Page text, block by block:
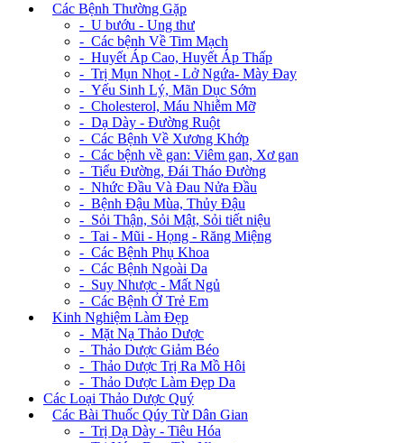
Các Bệnh Thường Gặp
- U bướu - Ung thư
- Các bệnh Về Tim Mạch
- Huyết Áp Cao, Huyết Áp Thấp
- Trị Mụn Nhọt - Lở Ngứa- Mày Đay
- Yếu Sinh Lý, Mãn Dục Sớm
- Cholesterol, Máu Nhiễm Mỡ
- Dạ Dày - Đường Ruột
- Các Bệnh Về Xương Khớp
- Các bệnh về gan: Viêm gan, Xơ gan
- Tiểu Đường, Đái Tháo Đường
- Nhức Đầu Và Đau Nửa Đầu
- Bệnh Đậu Mùa, Thủy Đậu
- Sỏi Thận, Sỏi Mật, Sỏi tiết niệu
- Tai - Mũi - Họng - Răng Miệng
- Các Bệnh Phụ Khoa
- Các Bệnh Ngoài Da
- Suy Nhược - Mất Ngủ
- Các Bệnh Ở Trẻ Em
Kinh Nghiệm Làm Đẹp
- Mặt Nạ Thảo Dược
- Thảo Dược Giảm Béo
- Thảo Dược Trị Ra Mồ Hôi
- Thảo Dược Làm Đẹp Da
Các Loại Thảo Dược Quý
Các Bài Thuốc Qúy Từ Dân Gian
- Trị Dạ Dày - Tiêu Hóa